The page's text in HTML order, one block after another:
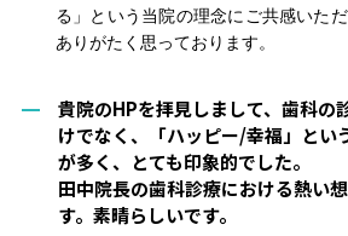
る」という当院の理念に ご共感いた
ありがたく思っております。
貴院のHPを拝見しまして、歯科の
けでなく、「ハッピー/幸福」とい
が多く、とても印象的でした。
田中院長の歯科診療における熱い
す。素晴らしいです。